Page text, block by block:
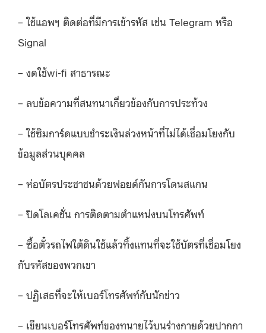
– ใช้แอพฯ ติดต่อที่มีการเข้ารหัส เช่น Telegram หรือ
Signal
– งดใช้wi-fi สาธารณะ
– ลบข้อความที่สนทนาเกี่ยวข้องกับการประท้วง
– ใช้ซิมการ์ดแบบชำระเงินล่วงหน้าที่ไม่ได้เชื่อมโยงกับ
ข้อมูลส่วนบุคคล
– ห่อบัตรประชาชนด้วยฟอยด์กันการโดนสแกน
– ปิดโลเคชั่น การติดตามตำแหน่งบนโทรศัพท์
– ซื้อตั๋วรถไฟใต้ดินใช้แล้วทิ้งแทนที่จะใช้บัตรที่เชื่อมโยง
กับรหัสของพวกเขา
– ปฏิเสธที่จะให้เบอร์โทรศัพท์กับนักข่าว
– เขียนเบอร์โทรศัพท์ของทนายไว้บนร่างกายด้วยปากกา